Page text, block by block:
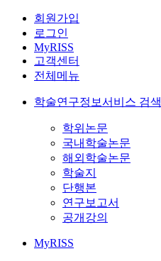
회원가입
로그인
MyRISS
고객센터
전체메뉴
학술연구정보서비스 검색
학위논문
국내학술논문
해외학술논문
학술지
단행본
연구보고서
공개강의
MyRISS